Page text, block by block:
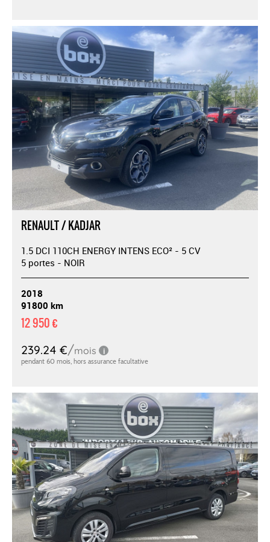
RENAULT / KADJAR
1.5 DCI 110CH ENERGY INTENS ECO² - 5 CV
5 portes - NOIR
2018
91800 km
12 950 €